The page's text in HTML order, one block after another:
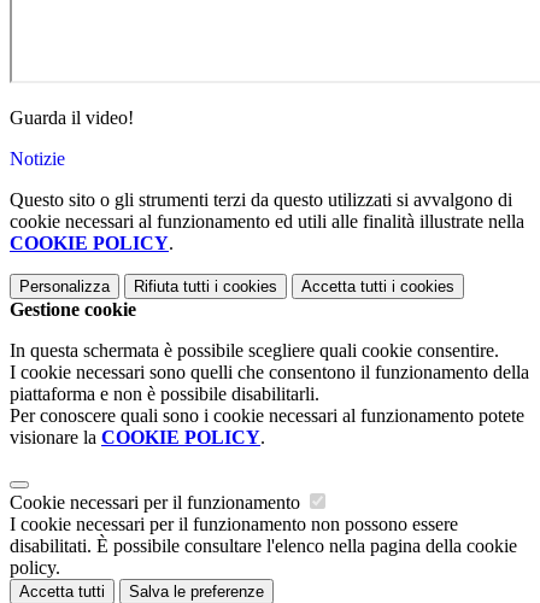
Guarda il video!
Notizie
Questo sito o gli strumenti terzi da questo utilizzati si avvalgono di
cookie necessari al funzionamento ed utili alle finalità illustrate nella
COOKIE POLICY.
Personalizza Rifiuta tutti i cookies Accetta tutti i cookies
Gestione cookie
In questa schermata è possibile scegliere quali cookie consentire.
I cookie necessari sono quelli che consentono il funzionamento della
piattaforma e non è possibile disabilitarli.
Per conoscere quali sono i cookie necessari al funzionamento potete
visionare la COOKIE POLICY.
Cookie necessari per il funzionamento
I cookie necessari per il funzionamento non possono essere
disabilitati. È possibile consultare l'elenco nella pagina della cookie
policy.
Accetta tutti Salva le preferenze